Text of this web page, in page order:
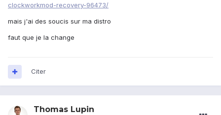
clockworkmod-recovery-96473/
mais j'ai des soucis sur ma distro
faut que je la change
Citer
Thomas Lupin